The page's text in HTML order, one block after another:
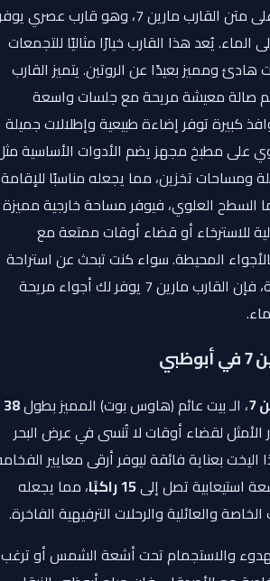
استمتع بتجربة مميزة على متن القارب مارين 7، وهو قارب عصري يوفر
يُعد هذا القارب خيارًا مثاليًا للتجمعات
ومميز بعيدًا عن الروتين. يتميز القارب
صالة معيشة مريحة مع جلسات واسعة
كبيرة توفر إضاءة طبيعية وإطلالات جميلة
على مطبخ مجهز يضم الأدوات الأساسية مثل
ومساحات تخزين، مما يجعله مناسبًا للإقامة
السطح العلوي، فيوفر مساحة خارجية مميزة
للاسترخاء أو قضاء أوقات ممتعة مع
المحيطة. سواء كنت تبحث عن استراحة
هادئة أو تجربة مختلفة، فإن القارب مارين 7 يوفر لك أجواء مريحة
، الـ بيت عائم (هاوس بوت) المميز بطول38
لقضاء أوقات لا تُنسى في عرض البحر
بعناية فائقة ليوفر أرقى معايير الفخامة
استيعابية تصل إلى15 راكبًا
، مما يجعله
والعائلية والرحلات الترفيهية الفاخرة.
والاستجمام تحت أشعة الشمس أو ترغب